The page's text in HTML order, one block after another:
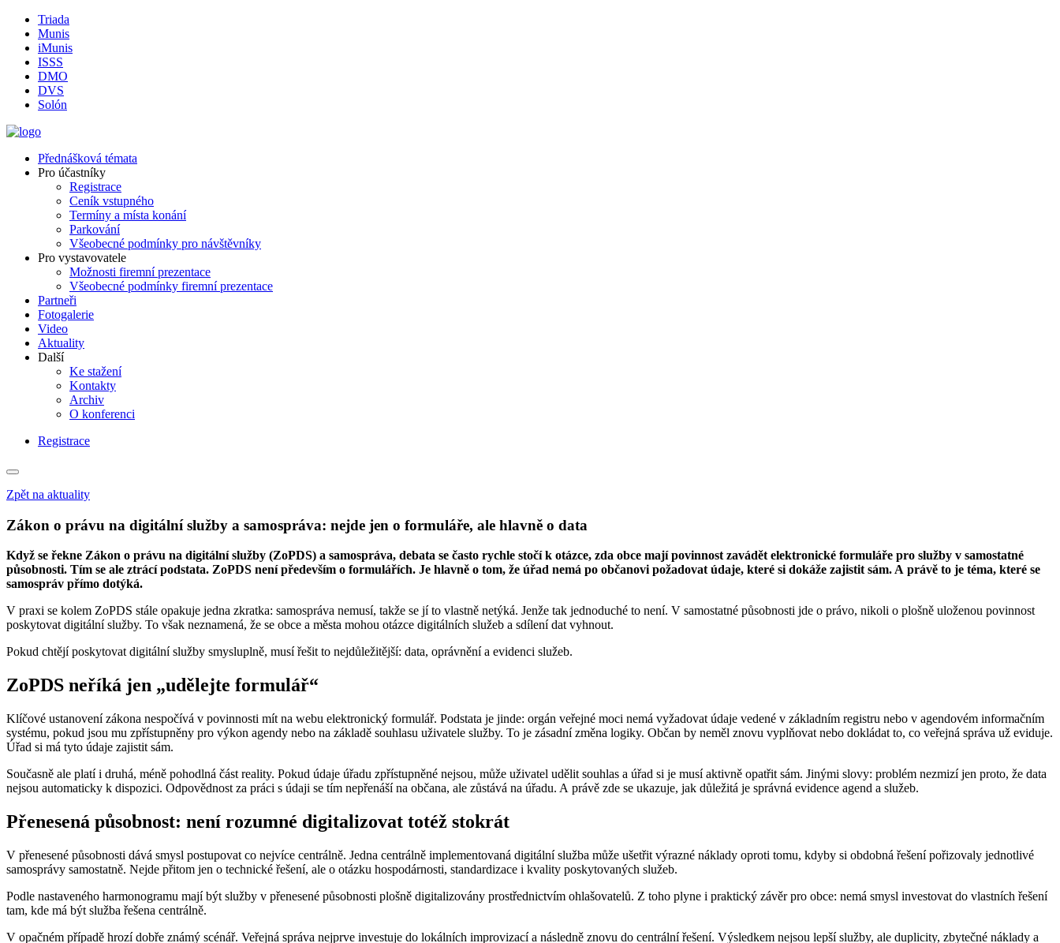
Triada
Munis
iMunis
ISSS
DMO
DVS
Solón
Přednášková témata
Pro účastníky
Registrace
Ceník vstupného
Termíny a místa konání
Parkování
Všeobecné podmínky pro návštěvníky
Pro vystavovatele
Možnosti firemní prezentace
Všeobecné podmínky firemní prezentace
Partneři
Fotogalerie
Video
Aktuality
Další
Ke stažení
Kontakty
Archiv
O konferenci
Registrace
Zpět na aktuality
Zákon o právu na digitální služby a samospráva: nejde jen o formuláře, ale hlavně o data
Když se řekne Zákon o právu na digitální služby (ZoPDS) a samospráva, debata se často rychle stočí k otázce, zda obce mají povinnost zavádět elektronické formuláře pro služby v samostatné
působnosti. Tím se ale ztrácí podstata. ZoPDS není především o formulářích. Je hlavně o tom, že úřad nemá po občanovi požadovat údaje, které si dokáže zajistit sám. A právě to je téma, které se
samospráv přímo dotýká.
V praxi se kolem ZoPDS stále opakuje jedna zkratka: samospráva nemusí, takže se jí to vlastně netýká. Jenže tak jednoduché to není. V samostatné působnosti jde o právo, nikoli o plošně uloženou povinnost
poskytovat digitální služby. To však neznamená, že se obce a města mohou otázce digitálních služeb a sdílení dat vyhnout.
Pokud chtějí poskytovat digitální služby smysluplně, musí řešit to nejdůležitější: data, oprávnění a evidenci služeb.
ZoPDS neříká jen „udělejte formulář“
Klíčové ustanovení zákona nespočívá v povinnosti mít na webu elektronický formulář. Podstata je jinde: orgán veřejné moci nemá vyžadovat údaje vedené v základním registru nebo v agendovém informačním
systému, pokud jsou mu zpřístupněny pro výkon agendy nebo na základě souhlasu uživatele služby. To je zásadní změna logiky. Občan by neměl znovu vyplňovat nebo dokládat to, co veřejná správa už eviduje.
Úřad si má tyto údaje zajistit sám.
Současně ale platí i druhá, méně pohodlná část reality. Pokud údaje úřadu zpřístupněné nejsou, může uživatel udělit souhlas a úřad si je musí aktivně opatřit sám. Jinými slovy: problém nezmizí jen proto, že data
nejsou automaticky k dispozici. Odpovědnost za práci s údaji se tím nepřenáší na občana, ale zůstává na úřadu. A právě zde se ukazuje, jak důležitá je správná evidence agend a služeb.
Přenesená působnost: není rozumné digitalizovat totéž stokrát
V přenesené působnosti dává smysl postupovat co nejvíce centrálně. Jedna centrálně implementovaná digitální služba může ušetřit výrazné náklady oproti tomu, kdyby si obdobná řešení pořizovaly jednotlivé
samosprávy samostatně. Nejde přitom jen o technické řešení, ale o otázku hospodárnosti, standardizace i kvality poskytovaných služeb.
Podle nastaveného harmonogramu mají být služby v přenesené působnosti plošně digitalizovány prostřednictvím ohlašovatelů. Z toho plyne i praktický závěr pro obce: nemá smysl investovat do vlastních řešení
tam, kde má být služba řešena centrálně.
V opačném případě hrozí dobře známý scénář. Veřejná správa nejprve investuje do lokálních improvizací a následně znovu do centrální řešení. Výsledkem nejsou lepší služby, ale duplicity, zbytečné náklady a